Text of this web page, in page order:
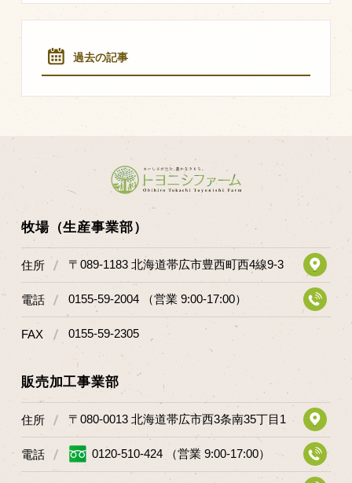
過去の記事
牧場（生産事業部）
住所 〒089-1183 北海道帯広市豊西町西4線9-3
電話 0155-59-2004 （営業 9:00-17:00）
FAX 0155-59-2305
販売加工事業部
住所 〒080-0013 北海道帯広市西3条南35丁目1
電話 0120-510-424 （営業 9:00-17:00）